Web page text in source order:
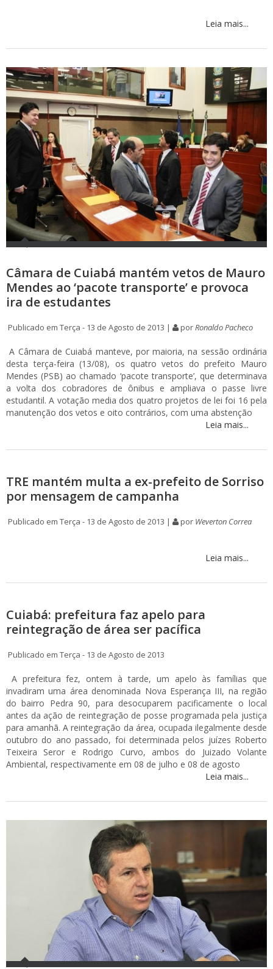
Leia mais...
Câmara de Cuiabá mantém vetos de Mauro
Mendes ao ‘pacote transporte’ e provoca
ira de estudantes
Publicado em Terça - 13 de Agosto de 2013 | porRonaldo Pacheco
A Câmara de Cuiabá manteve, por maioria, na sessão ordinária
desta terça-feira (13/08), os quatro vetos do prefeito Mauro
Mendes (PSB) ao chamado ‘pacote transporte’, que determinava
a volta dos cobradores de ônibus e ampliava o passe livre
estudantil. A votação media dos quatro projetos de lei foi 16 pela
manutenção dos vetos e oito contrários, com uma abstenção
Leia mais...
TRE mantém multa a ex-prefeito de Sorriso
por mensagem de campanha
Publicado em Terça - 13 de Agosto de 2013 | por Weverton Correa
Leia mais...
Cuiabá: prefeitura faz apelo para
reintegração de área ser pacífica
Publicado em Terça - 13 de Agosto de 2013
A prefeitura fez, ontem à tarde, um apelo às famílias que
invadiram uma área denominada Nova Esperança III, na região
do bairro Pedra 90, para desocuparem pacificamente o local
antes da ação de reintegração de posse programada pela justiça
para amanhã. A reintegração da área, ocupada ilegalmente desde
outubro do ano passado, foi determinada pelos juízes Roberto
Teixeira Seror e Rodrigo Curvo, ambos do Juizado Volante
Ambiental, respectivamente em 08 de julho e 08 de agosto
Leia mais...